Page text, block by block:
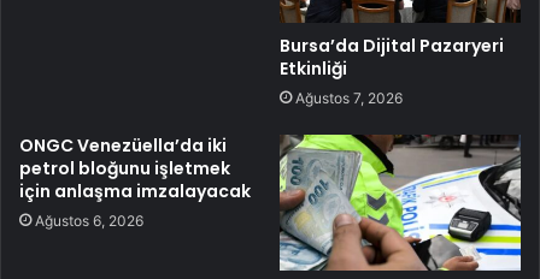
Bursa’da Dijital Pazaryeri
Etkinliği
Ağustos 7, 2026
ONGC Venezüella’da iki
petrol bloğunu işletmek
için anlaşma imzalayacak
Ağustos 6, 2026